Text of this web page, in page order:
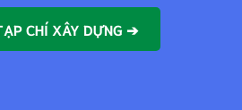
CHÍ XÂY DỰNG ➔